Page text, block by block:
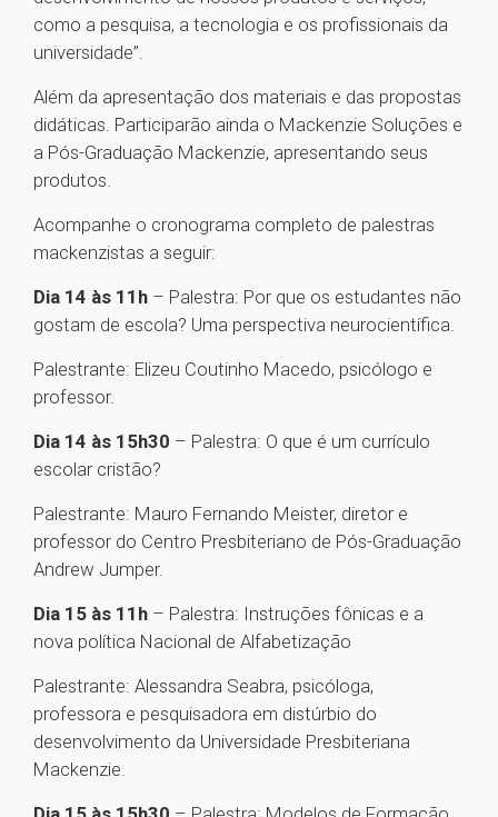
como a pesquisa, a tecnologia e os profissionais da
universidade”.
Além da apresentação dos materiais e das propostas
didáticas. Participarão ainda o Mackenzie Soluções e
a Pós-Graduação Mackenzie, apresentando seus
produtos.
Acompanhe o cronograma completo de palestras
mackenzistas a seguir:
Dia 14 às 11h – Palestra: Por que os estudantes não
gostam de escola? Uma perspectiva neurocientífica.
Palestrante: Elizeu Coutinho Macedo, psicólogo e
professor.
Dia 14 às 15h30 – Palestra: O que é um currículo
escolar cristão?
Palestrante: Mauro Fernando Meister, diretor e
professor do Centro Presbiteriano de Pós-Graduação
Andrew Jumper.
Dia 15 às 11h – Palestra: Instruções fônicas e a
nova política Nacional de Alfabetização
Palestrante: Alessandra Seabra, psicóloga,
professora e pesquisadora em distúrbio do
desenvolvimento da Universidade Presbiteriana
Mackenzie.